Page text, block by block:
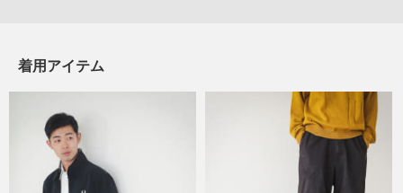
着用アイテム